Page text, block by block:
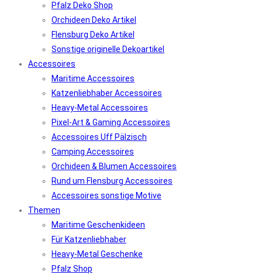
Pfalz Deko Shop
Orchideen Deko Artikel
Flensburg Deko Artikel
Sonstige originelle Dekoartikel
Accessoires
Maritime Accessoires
Katzenliebhaber Accessoires
Heavy-Metal Accessoires
Pixel-Art & Gaming Accessoires
Accessoires Uff Pälzisch
Camping Accessoires
Orchideen & Blumen Accessoires
Rund um Flensburg Accessoires
Accessoires sonstige Motive
Themen
Maritime Geschenkideen
Für Katzenliebhaber
Heavy-Metal Geschenke
Pfalz Shop